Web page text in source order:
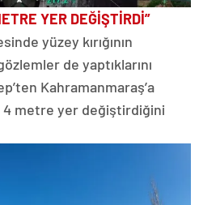
YER DEĞİŞTİRDİ”
yüzey kırığının
de yaptıklarını
Kahramanmaraş’a
4 metre yer değiştirdiğini